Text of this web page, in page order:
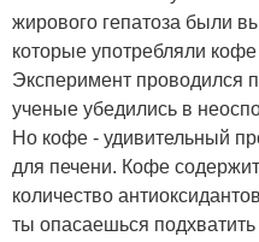
жирового гепатоза были
которые употребляли
Эксперимент проводился
ученые убедились в
Но кофе - удивительный
для печени. Кофе
количество
ты опасаешься